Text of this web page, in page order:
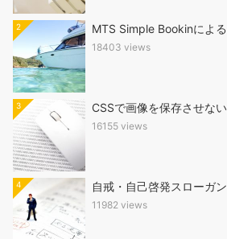
2 MTS Simple Bookinによ
18403 views
3 CSSで画像を保存させな
16155 views
4 自戒・自己啓発スローガ
11982 views